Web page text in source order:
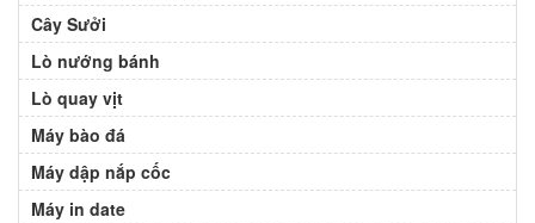
Cây Sưởi
Lò nướng bánh
Lò quay vịt
Máy bào đá
Máy dập nắp cốc
Máy in date